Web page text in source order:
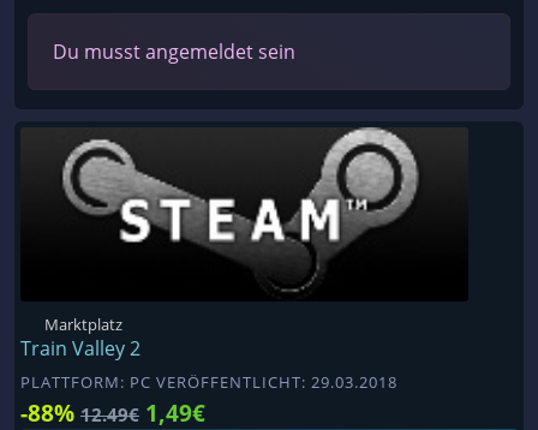
Du musst angemeldet sein
Marktplatz
Train Valley 2
PLATTFORM: PC VERÖFFENTLICHT: 29.03.2018
-88% 12.49€ 1,49€